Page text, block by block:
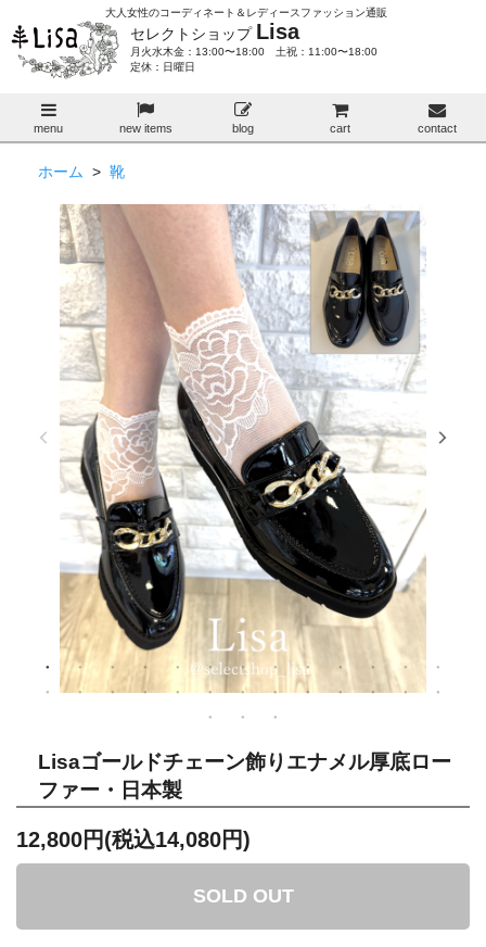
大人女性のコーディネート＆レディースファッション通販
セレクトショップ Lisa
月火水木金：13:00〜18:00 土祝：11:00〜18:00
定休：日曜日
menu new items blog cart contact
ホーム > 靴
Lisaゴールドチェーン飾りエナメル厚底ロー
ファー・日本製
12,800円(税込14,080円)
SOLD OUT